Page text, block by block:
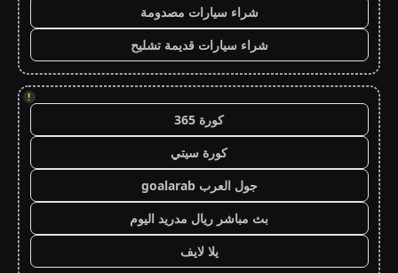
شراء سيارات مصدومة
شراء سيارات قديمة تشليح
!
كورة 365
كورة سيتي
جول العرب goalarab
بث مباشر ريال مدريد اليوم
يلا لايف